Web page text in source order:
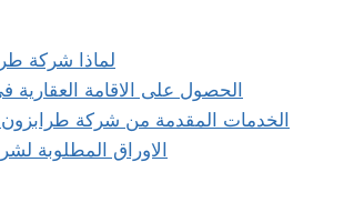
لماذا شركة
الحصول على الاقامة العقارية
الخدمات المقدمة من شركة طرابزون
الاوراق المطلوبة